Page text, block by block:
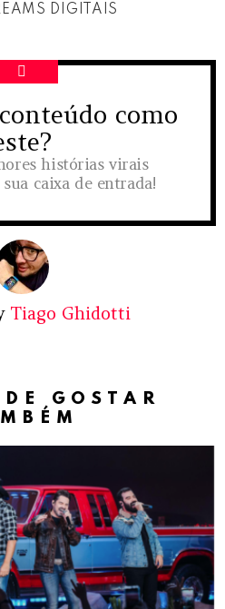
DIGITAIS
como
histórias virais
caixa de entrada!
Tiago Ghidotti
GOSTAR